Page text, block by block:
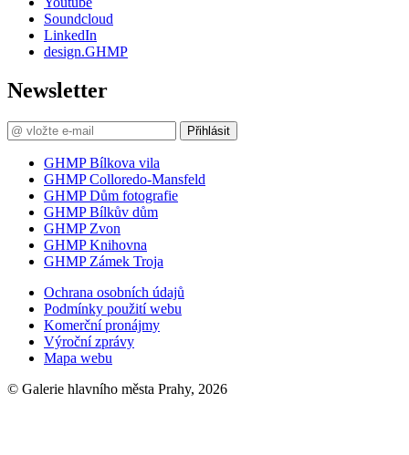
Soundcloud
LinkedIn
design.GHMP
Newsletter
Přihlásit
GHMP Bílkova vila
GHMP Colloredo-Mansfeld
GHMP Dům fotografie
GHMP Bílkův dům
GHMP Zvon
GHMP Knihovna
GHMP Zámek Troja
Ochrana osobních údajů
Podmínky použití webu
Komerční pronájmy
Výroční zprávy
Mapa webu
© Galerie hlavního města Prahy, 2026